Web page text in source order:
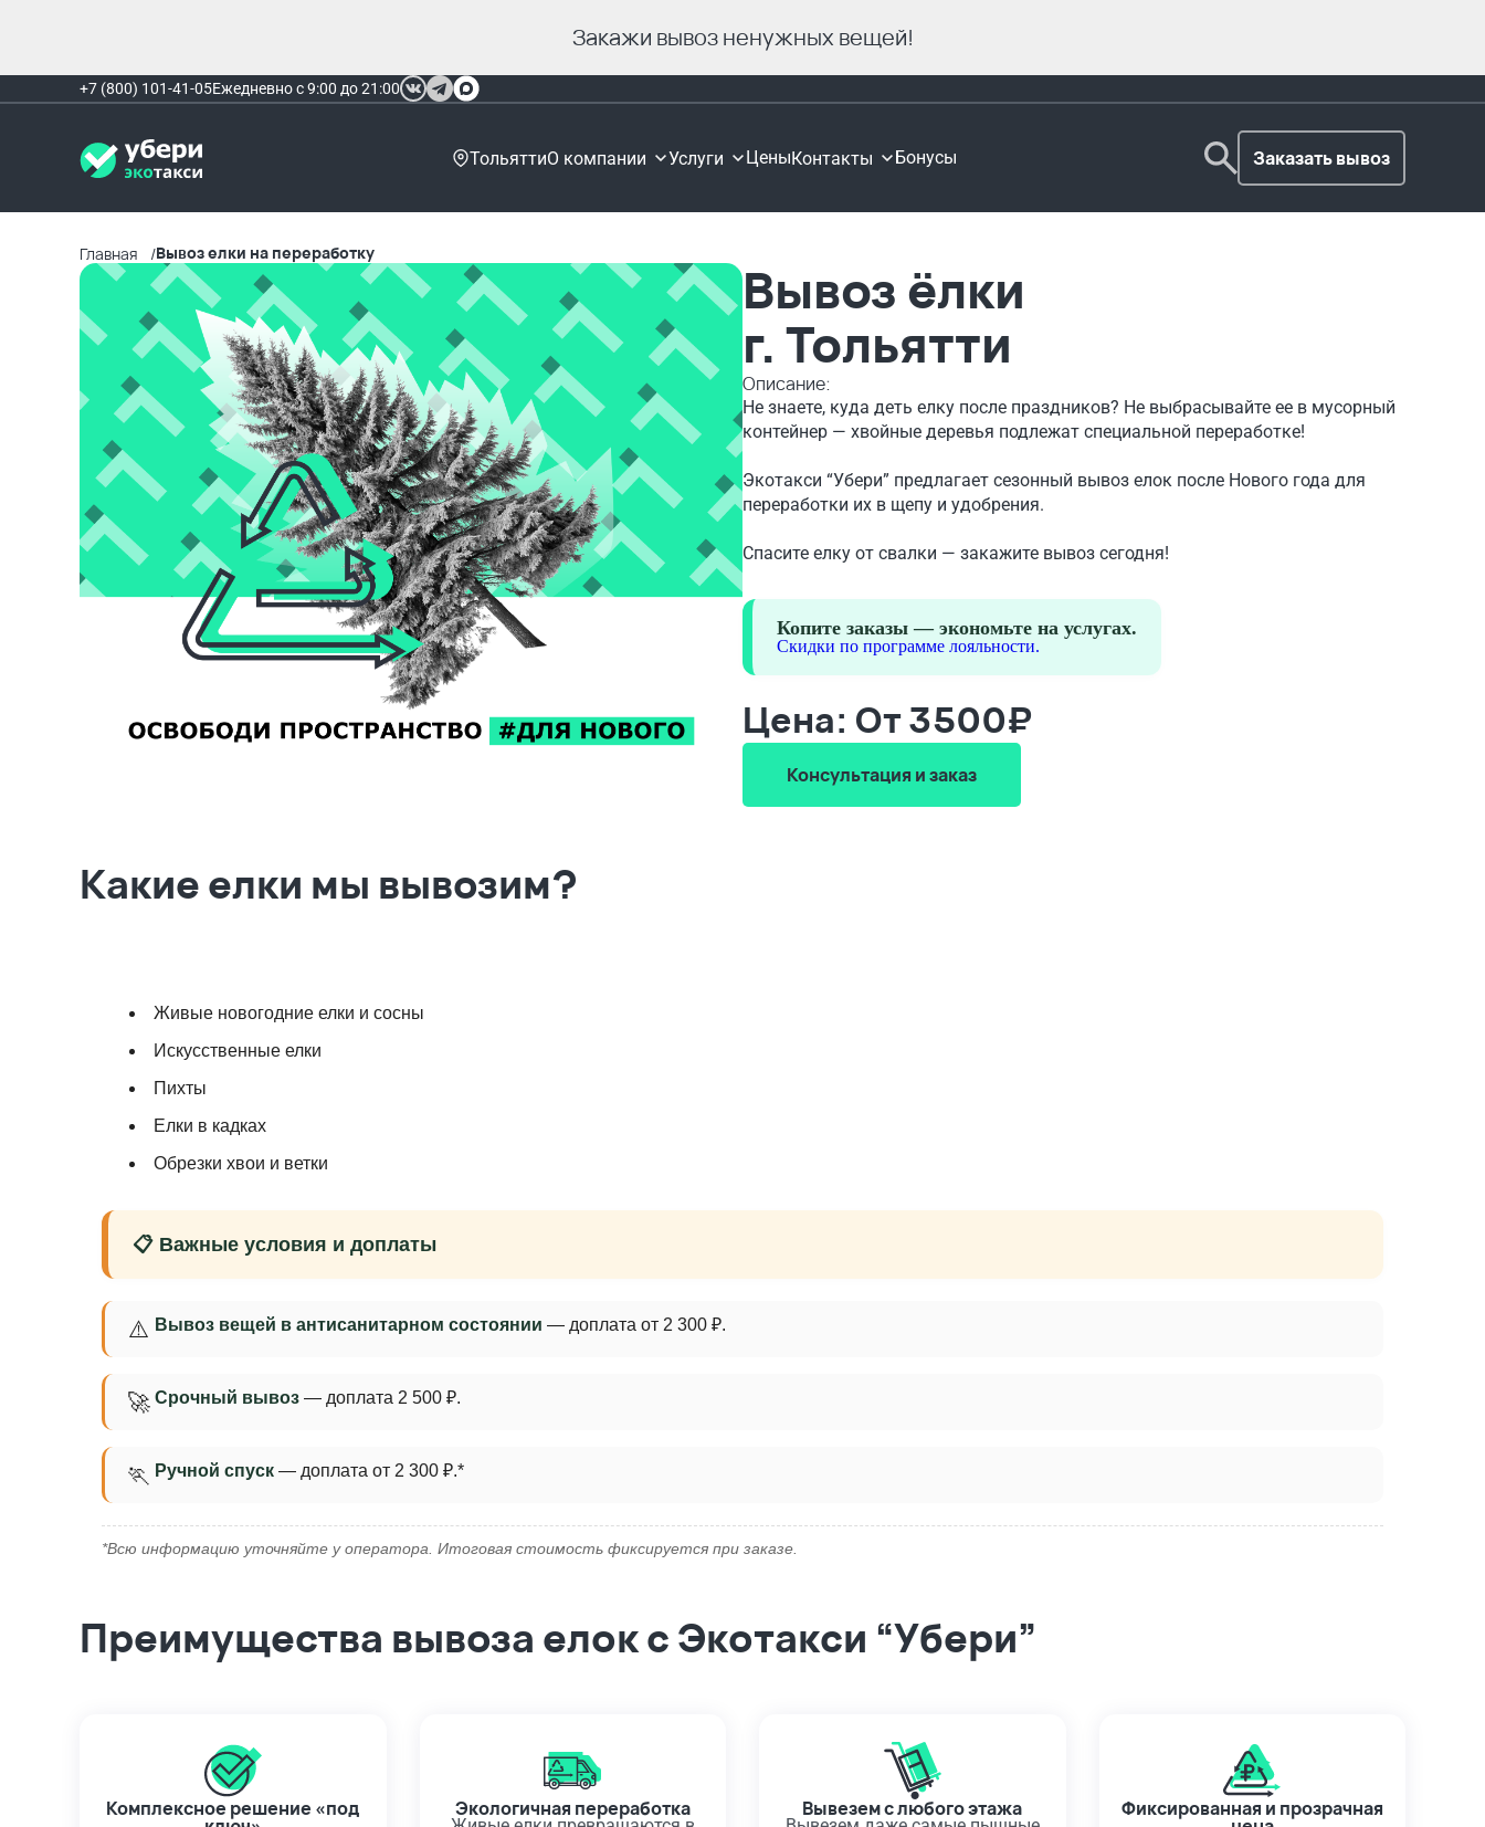
Закажи вывоз ненужных вещей!
+7 (800) 101-41-05Ежедневно с 9:00 до 21:00
ТольяттиО компании Услуги ЦеныКонтакты Бонусы Заказать вывоз
Главная Вывоз елки на переработку
Вывоз ёлки
г. Тольятти
Описание:
Не знаете, куда деть елку после праздников? Не выбрасывайте ее в мусорный
контейнер — хвойные деревья подлежат специальной переработке!
Экотакси “Убери” предлагает сезонный вывоз елок после Нового года для
переработки их в щепу и удобрения.
Спасите елку от свалки — закажите вывоз сегодня!
Копите заказы — экономьте на услугах.
Скидки по программе лояльности.
Цена: От 3500₽
Консультация и заказ
Какие елки мы вывозим?
Живые новогодние елки и сосны
Искусственные елки
Пихты
Елки в кадках
Обрезки хвои и ветки
📋 Важные условия и доплаты
⚠️ Вывоз вещей в антисанитарном состоянии — доплата от 2 300 ₽.
🚀 Срочный вывоз — доплата 2 500 ₽.
🏃 Ручной спуск — доплата от 2 300 ₽.*
*Всю информацию уточняйте у оператора. Итоговая стоимость фиксируется при заказе.
Преимущества вывоза елок с Экотакси “Убери”
Комплексное решение «под Экологичная переработка Вывезем с любого этажа Фиксированная и прозрачная